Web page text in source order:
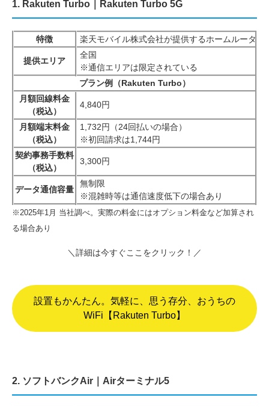
1. Rakuten Turbo｜Rakuten Turbo 5G
特徴 楽天モバイル株式会社が提供するホームルータ
提供エリア
全国
※通信エリアは限定されている
プラン例（Rakuten Turbo）
月額回線料金
（税込）
4,840円
月額端末料金
（税込）
1,732円（24回払いの場合）
※初回請求は1,744円
契約事務手数料
（税込）
3,300円
データ通信容量
無制限
※混雑時等は通信速度低下の場合あり
※2025年1月 当社調べ。実際の料金にはオプション料金など加算され
る場合あり
＼詳細は今すぐここをクリック！／
設置もかんたん。気軽に、思う存分、おうちの
WiFi【Rakuten Turbo】
2. ソフトバンクAir｜Airターミナル5